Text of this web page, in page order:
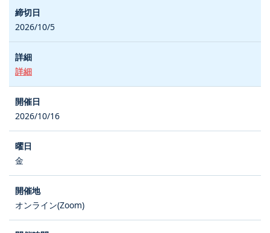
2026/10/5
詳細
2026/10/16
金
オンライン(Zoom)